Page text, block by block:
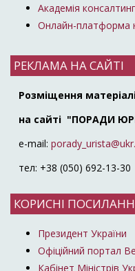
Академія
Онлайн-платформа
РЕКЛАМА НА САЙТІ
Розміщення
на сайті "ПОРАДИ
e-mail:
тел: +38 (050) 692-13-30
КОРИСНІ
Президент України
Офіційний портал
Кабінет Міністрів